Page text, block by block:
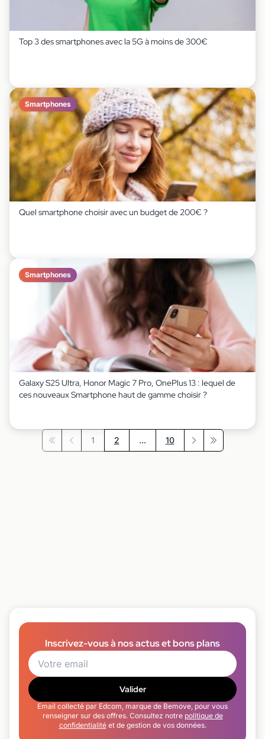
Top 3 des smartphones avec la 5G à moins de 300€
Smartphones
Quel smartphone choisir avec un budget de 200€ ?
Smartphones
Galaxy S25 Ultra, Honor Magic 7 Pro, OnePlus 13 : lequel de
ces nouveaux Smartphone haut de gamme choisir ?
Première page
Précédent
1 2 ... 10 SuivantDernière page
Inscrivez-vous à nos actus et bons plans
Valider
Email collecté par Edcom, marque de Bemove, pour vous
renseigner sur des offres. Consultez notre politique de
confidentialitéet de gestion de vos données.